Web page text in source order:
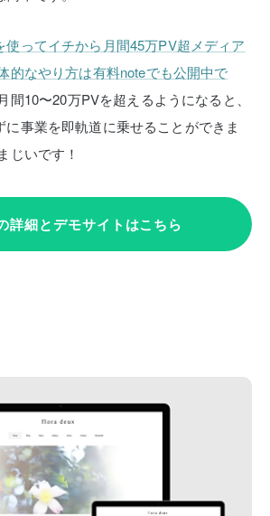
使ってイチから月間45万PV超メディア
的なやり方は有料noteでも公開中で
間10〜20万PVを超えるようになると、
事業を即軌道に乗せることができま
じいです！
詳細とデモサイトはこちら